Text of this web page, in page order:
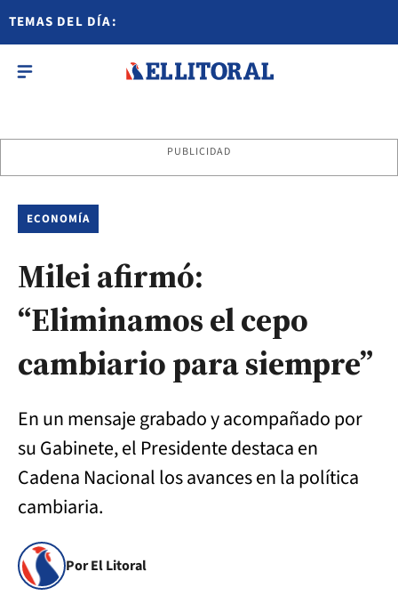
TEMAS DEL DÍA:
PUBLICIDAD
ECONOMÍA
Milei afirmó:
“Eliminamos el cepo
cambiario para siempre”
En un mensaje grabado y acompañado por
su Gabinete, el Presidente destaca en
Cadena Nacional los avances en la política
cambiaria.
Por El Litoral